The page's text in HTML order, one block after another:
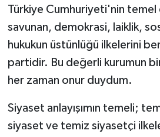
Türkiye Cumhuriyeti'nin
savunan, demokrasi, laiklik,
hukukun üstünlüğü ilkelerini
partidir. Bu değerli kurumun
her zaman onur duydum.
Siyaset anlayışımın temeli;
siyaset ve temiz siyasetçi